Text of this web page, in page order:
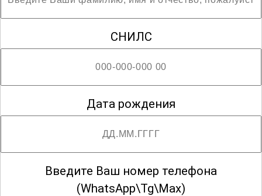
СНИЛС
Дата рождения
Введите Ваш номер телефона
(WhatsApp\Tg\Max)